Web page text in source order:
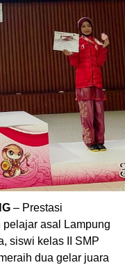
– Prestasi
asal Lampung
siswi kelas II SMP
dua gelar juara